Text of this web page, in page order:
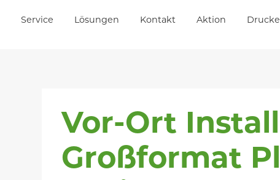
Service Lösungen Kontakt Aktion
Vor-Ort
Großformat